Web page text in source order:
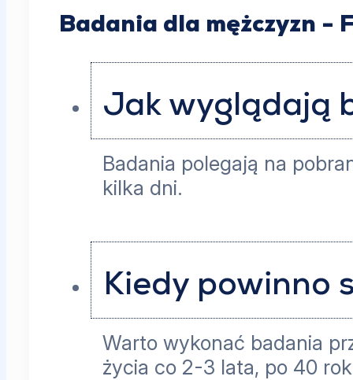
Badania dla mężczyzn -
Jak wyglądają
Badania polegają na
kilka dni.
Kiedy powinno
Warto wykonać badania
życia co 2-3 lata, po 40